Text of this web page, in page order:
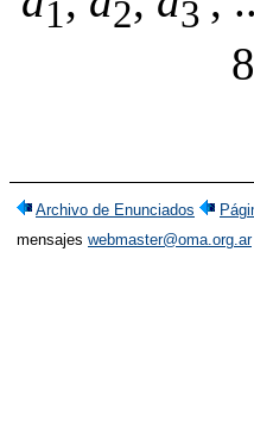
1 2 3
Archivo de Enunciados
mensajes webmaster@oma.org.ar